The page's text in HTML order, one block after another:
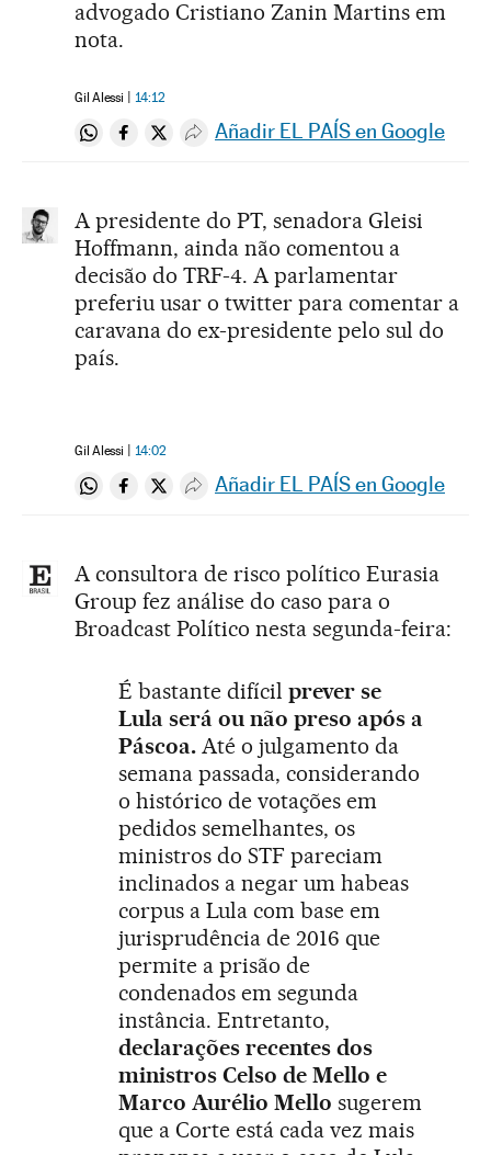
advogado Cristiano Zanin Martins em
nota.
Gil Alessi 14:12
Compartir en Whatsapp
Compartir en Facebook
Compartir en Twitter
Desplegar Redes Sociales
Añadir EL PAÍS en Google
A presidente do PT, senadora Gleisi
Hoffmann, ainda não comentou a
decisão do TRF-4. A parlamentar
preferiu usar o twitter para comentar a
caravana do ex-presidente pelo sul do
país.
Gil Alessi 14:02
Compartir en Whatsapp
Compartir en Facebook
Compartir en Twitter
Desplegar Redes Sociales
Añadir EL PAÍS en Google
A consultora de risco político Eurasia
Group fez análise do caso para o
Broadcast Político nesta segunda-feira:
É bastante difícil prever se
Lula será ou não preso após a
Páscoa. Até o julgamento da
semana passada, considerando
o histórico de votações em
pedidos semelhantes, os
ministros do STF pareciam
inclinados a negar um habeas
corpus a Lula com base em
jurisprudência de 2016 que
permite a prisão de
condenados em segunda
instância. Entretanto,
declarações recentes dos
ministros Celso de Mello e
Marco Aurélio Mello sugerem
que a Corte está cada vez mais